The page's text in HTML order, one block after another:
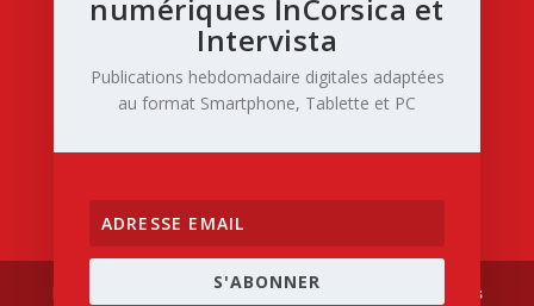
Elegant Themes| Powered by WordPress
numériques InCorsica et
Intervista
Publications hebdomadaire digitales adaptées
au format Smartphone, Tablette et PC
S'ABONNER